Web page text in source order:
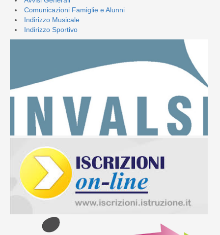
Comunicazioni Famiglie e Alunni
Indirizzo Musicale
Indirizzo Sportivo